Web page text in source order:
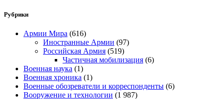
Рубрики
Армии Мира (616)
Иностранные Армии (97)
Российская Армия (519)
Частичная мобилизация (6)
Военная наука (1)
Военная хроника (1)
Военные обозреватели и корреспонденты (6)
Вооружение и технологии (1 987)